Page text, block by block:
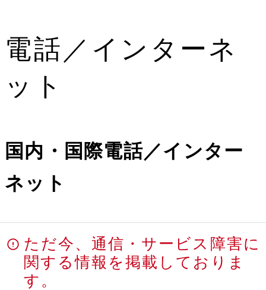
電話／インターネ
ット
国内・国際電話／インター
ネット
ただ今、通信・サービス障害に
関する情報を掲載しておりま
す。